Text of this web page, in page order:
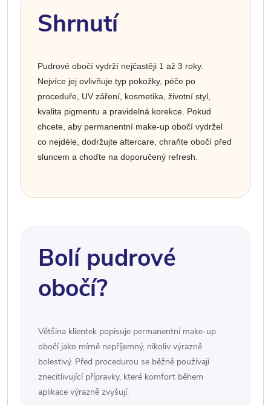
Shrnutí
Pudrové obočí vydrží nejčastěji 1 až 3 roky.
Nejvíce jej ovlivňuje typ pokožky, péče po
proceduře, UV záření, kosmetika, životní styl,
kvalita pigmentu a pravidelná korekce. Pokud
chcete, aby permanentní make-up obočí vydržel
co nejdéle, dodržujte aftercare, chraňte obočí před
sluncem a choďte na doporučený refresh.
Bolí pudrové
obočí?
Většina klientek popisuje permanentní make-up
obočí jako mírně nepříjemný, nikoliv výrazně
bolestivý. Před procedurou se běžně používají
znecitlivující přípravky, které komfort během
aplikace výrazně zvyšují.